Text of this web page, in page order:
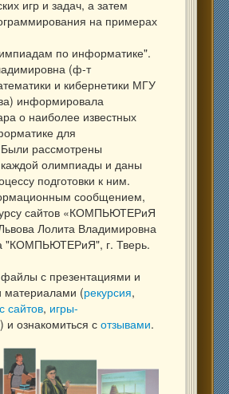
игр и задач, а затем
на примерах
по информатике".
(ф-т
и кибернетики МГУ
информировала
о наиболее известных
для
рассмотрены
каждой олимпиады и даны
подготовки к ним.
сообщением,
сайтов «КОМПЬЮТЕРиЯ
Лолита Владимировна
"КОМПЬЮТЕРиЯ", г. Тверь.
с презентациями и
(рекурсия,
сайтов, игры-
) и ознакомиться с отзывами.